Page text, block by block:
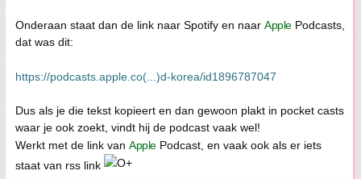
Onderaan staat dan de link naar Spotify en naar ApplePodcasts,
dat was dit:
https://podcasts.apple.co(...)d-korea/id1896787047
Dus als je die tekst kopieert en dan gewoon plakt in pocket casts
waar je ook zoekt, vindt hij de podcast vaak wel!
Werkt met de link van ApplePodcast, en vaak ook als er iets
staat van rss link